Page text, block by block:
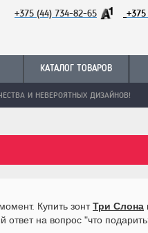
+375 (44) 734-82-65
КАТАЛОГ ТОВАРОВ
И НЕВЕРОЯТНЫХ ДИЗАЙНОВ!
Купить зонтТри Слона
на вопрос "что